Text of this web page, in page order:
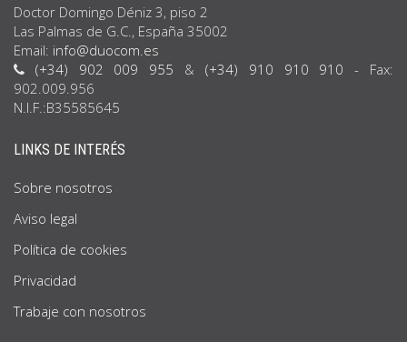
Doctor Domingo Déniz 3, piso 2
Las Palmas de G.C., España 35002
Email: info@duocom.es
(+34) 902 009 955 & (+34) 910 910 910 - Fax:
902.009.956
N.I.F.:B35585645
LINKS DE INTERÉS
Sobre nosotros
Aviso legal
Política de cookies
Privacidad
Trabaje con nosotros